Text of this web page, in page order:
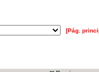
[Pág.